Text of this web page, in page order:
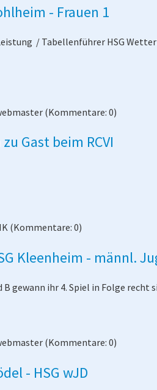
- Frauen 1
/ Tabellenführer HSG
(Kommentare: 0)
Gast beim RCVI
(Kommentare: 0)
Kleenheim - männl.
gewann ihr 4. Spiel in Folge recht
(Kommentare: 0)
- HSG wJD